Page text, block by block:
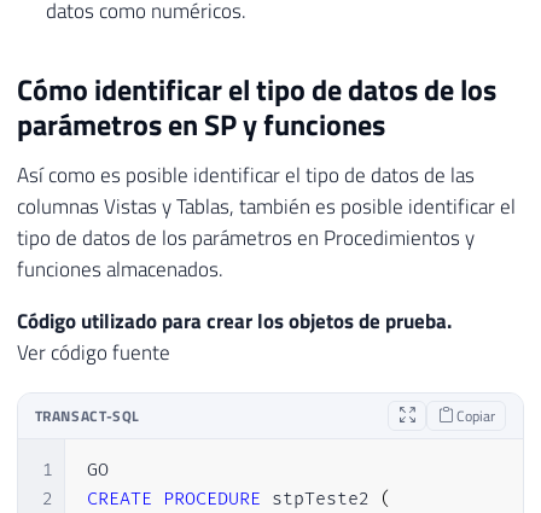
datos como numéricos.
Cómo identificar el tipo de datos de los
parámetros en SP y funciones
Así como es posible identificar el tipo de datos de las
columnas Vistas y Tablas, también es posible identificar el
tipo de datos de los parámetros en Procedimientos y
funciones almacenados.
Código utilizado para crear los objetos de prueba.
Ver código fuente
TRANSACT-SQL Copiar
1
2
GO
CREATE
PROCEDURE stpTeste2
(